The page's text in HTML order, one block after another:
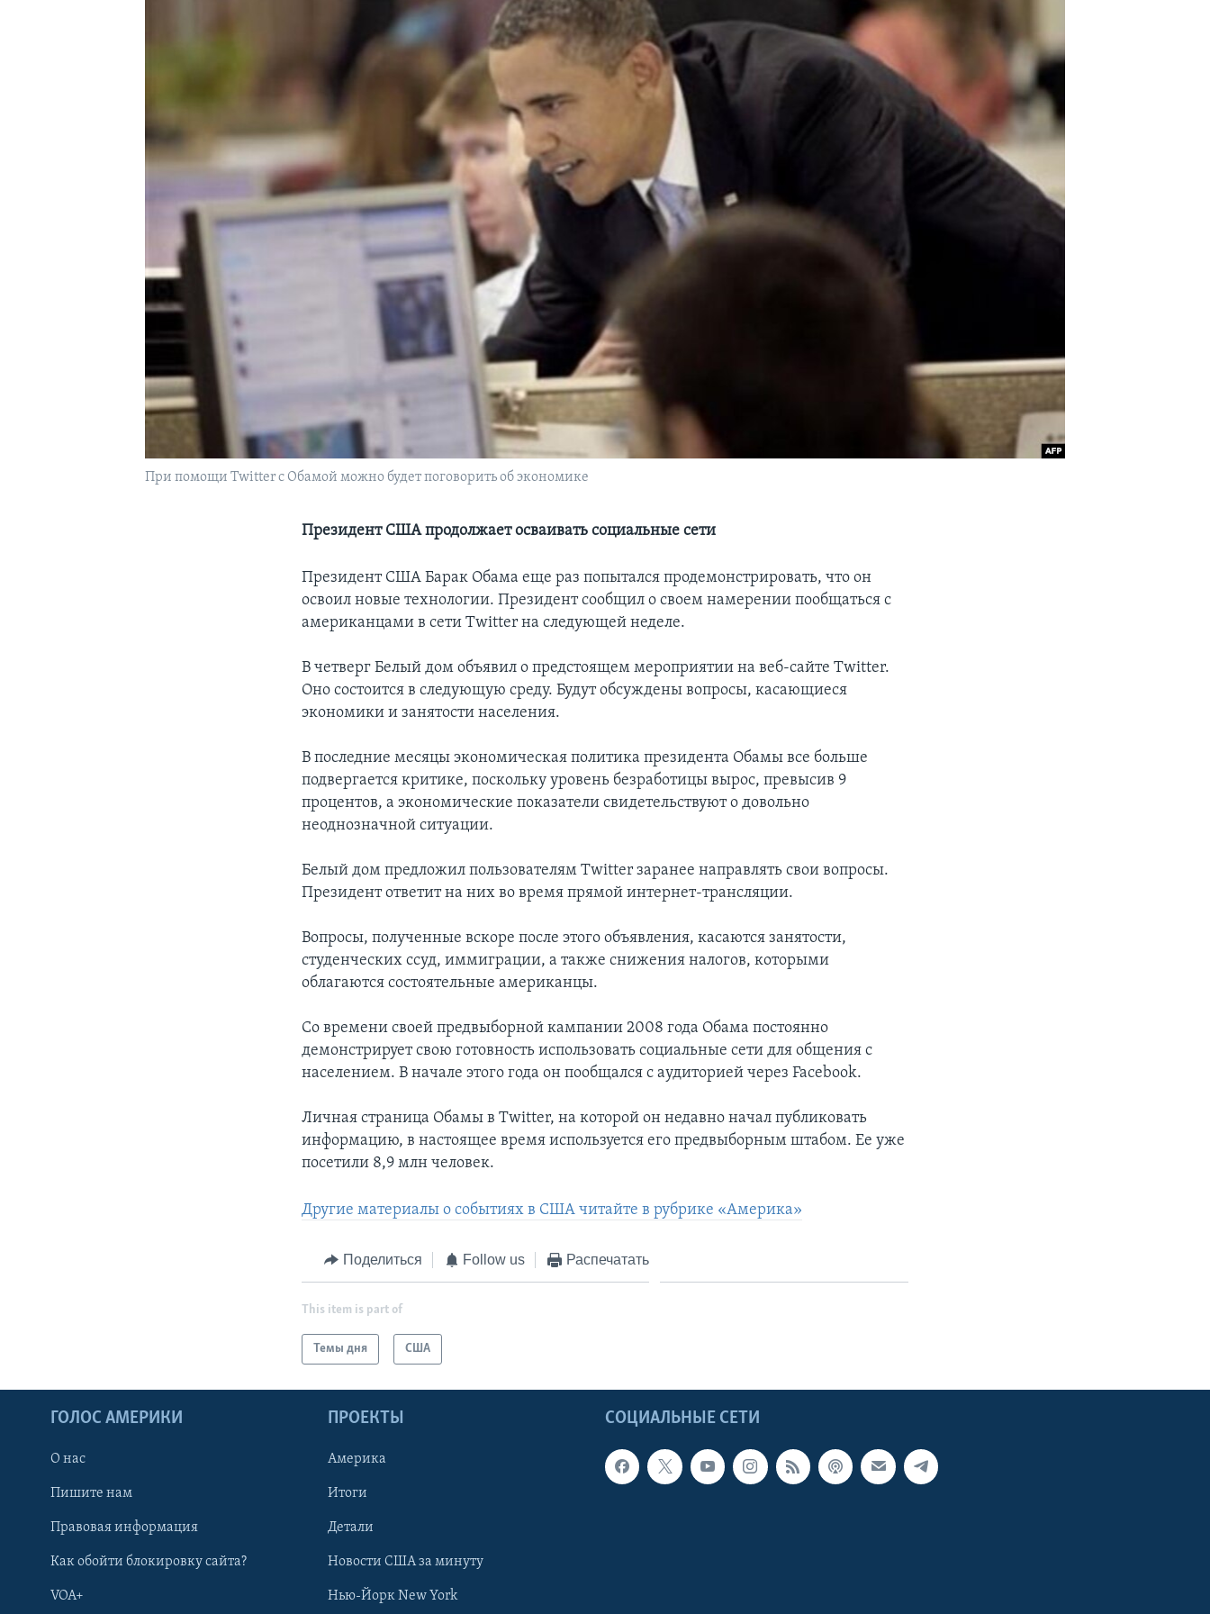
При помощи Twitter с Обамой можно будет поговорить об экономике
Президент США продолжает осваивать социальные сети
Президент США Барак Обама еще раз попытался продемонстрировать, что он
освоил новые технологии. Президент сообщил о своем намерении пообщаться с
американцами в сети Twitter на следующей неделе.
В четверг Белый дом объявил о предстоящем мероприятии на веб-сайте Twitter.
Оно состоится в следующую среду. Будут обсуждены вопросы, касающиеся
экономики и занятости населения.
В последние месяцы экономическая политика президента Обамы все больше
подвергается критике, поскольку уровень безработицы вырос, превысив 9
процентов, а экономические показатели свидетельствуют о довольно
неоднозначной ситуации.
Белый дом предложил пользователям Twitter заранее направлять свои вопросы.
Президент ответит на них во время прямой интернет-трансляции.
Вопросы, полученные вскоре после этого объявления, касаются занятости,
студенческих ссуд, иммиграции, а также снижения налогов, которыми
облагаются состоятельные американцы.
Со времени своей предвыборной кампании 2008 года Обама постоянно
демонстрирует свою готовность использовать социальные сети для общения с
населением. В начале этого года он пообщался с аудиторией через Facebook.
Личная страница Обамы в Twitter, на которой он недавно начал публиковать
информацию, в настоящее время используется его предвыборным штабом. Ее уже
посетили 8,9 млн человек.
Другие материалы о событиях в США читайте в рубрике «Америка»
Поделиться Follow us Распечатать
This item is part of
Темы дня США
СОЦИАЛЬНЫЕ СЕТИ
ГОЛОС АМЕРИКИ
О нас
Пишите нам
Правовая информация
Как обойти блокировку сайта?
VOA+
ПРОЕКТЫ
Америка
Итоги
Детали
Новости США за минуту
Нью-Йорк New York